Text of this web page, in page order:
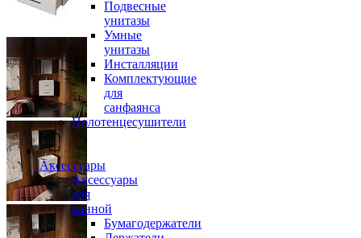
Подвесные
унитазы
Умные
унитазы
Инсталляции
Комплектующие
для
санфаянса
Полотенцесушители
Аксессуары
Аксессуары
для
ванной
Бумагодержатели